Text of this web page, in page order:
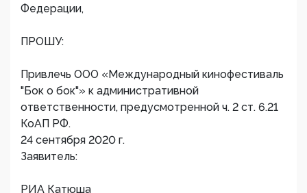
Федерации,
ПРОШУ:
Привлечь ООО «Международный кинофестиваль
"Бок о бок"» к административной
ответственности, предусмотренной ч. 2 ст. 6.21
КоАП РФ.
24 сентября 2020 г.
Заявитель:
РИА Катюша